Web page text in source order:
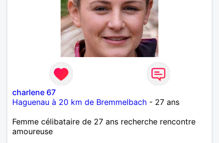
charlene 67
Haguenau à 20 km de Bremmelbach - 27 ans
Femme célibataire de 27 ans recherche rencontre
amoureuse